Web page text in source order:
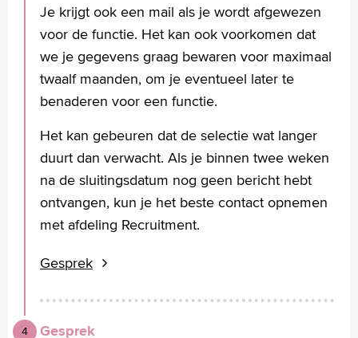
Je krijgt ook een mail als je wordt afgewezen
voor de functie. Het kan ook voorkomen dat
we je gegevens graag bewaren voor maximaal
twaalf maanden, om je eventueel later te
benaderen voor een functie.
Het kan gebeuren dat de selectie wat langer
duurt dan verwacht. Als je binnen twee weken
na de sluitingsdatum nog geen bericht hebt
ontvangen, kun je het beste contact opnemen
met afdeling Recruitment.
Gesprek
Gesprek